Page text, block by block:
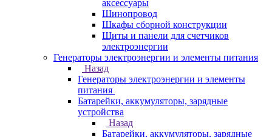
аксессуары
Шинопровод
Шкафы сборной конструкции
Щиты и панели для счетчиков
электроэнергии
Генераторы электроэнергии и элементы питания
Назад
Генераторы электроэнергии и элементы
питания
Батарейки, аккумуляторы, зарядные
устройства
Назад
Батарейки, аккумуляторы, зарядные